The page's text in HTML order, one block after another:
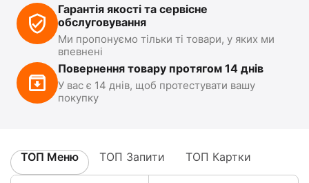
Гарантія якості та сервісне
обслуговування
Ми пропонуємо тільки ті товари, у яких ми
впевнені
Повернення товару протягом 14 днів
У вас є 14 днів, щоб протестувати вашу
покупку
ТОП Меню ТОП Запити ТОП Картки